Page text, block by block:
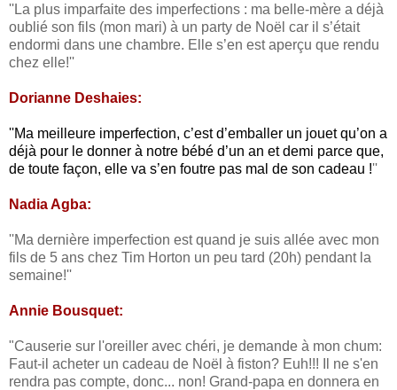
''La plus imparfaite des imperfections : ma belle-mère a déjà
oublié son fils (mon mari) à un party de Noël car il s’était
endormi dans une chambre. Elle s’en est aperçu que rendu
chez elle!''
Dorianne Deshaies:
''Ma meilleure imperfection, c’est d’emballer un jouet qu’on a
déjà pour le donner à notre bébé d’un an et demi parce que,
de toute façon, elle va s’en foutre pas mal de son cadeau !''
Nadia Agba:
''Ma dernière imperfection est quand je suis allée avec mon
fils de 5 ans chez Tim Horton un peu tard (20h) pendant la
semaine!''
Annie Bousquet:
"Causerie sur l'oreiller avec chéri, je demande à mon chum:
Faut-il acheter un cadeau de Noël à fiston? Euh!!! Il ne s'en
rendra pas compte, donc... non! Grand-papa en donnera en